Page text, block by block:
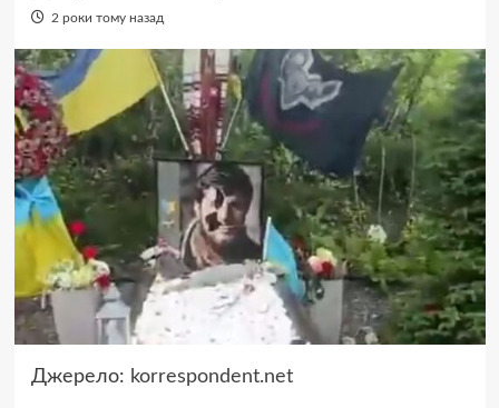
2 роки тому назад
Джерело: korrespondent.net